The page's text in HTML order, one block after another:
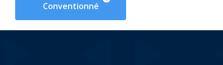
Conventionné